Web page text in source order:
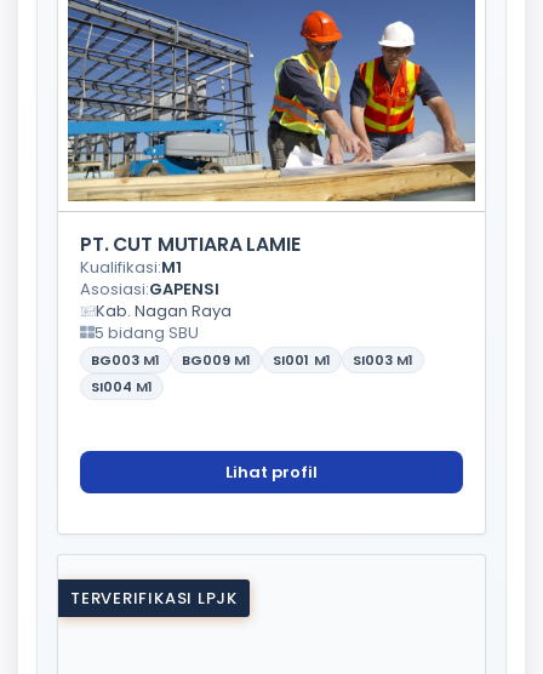
PT. CUT MUTIARA LAMIE
Kualifikasi:M1
Asosiasi:GAPENSI
Kab. Nagan Raya
5 bidang SBU
BG003 M1 BG009 M1 SI001 M1 SI003 M1
SI004 M1
Lihat profil
TERVERIFIKASI LPJK